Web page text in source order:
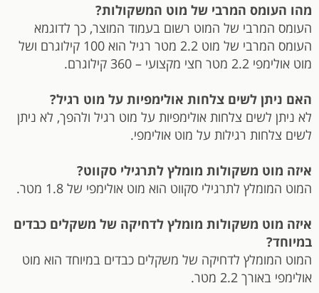
מהו העומס המרבי של מוט המשקולות?
העומס המרבי של המוט רשום בעמוד המוצר, כך לדוגמא
העומס המרבי של מוט 2.2 מטר רגיל הוא 100 קילוגרם ושל
מוט אולימפי 2.2 מטר חצי מקצועי – 360 קילוגרם.
האם ניתן לשים צלחות אולימפיות על מוט רגיל?
לא ניתן לשים צלחות אולימפיות על מוט רגיל ולהפך, לא ניתן
לשים צלחות רגילות על מוט אולימפי.
איזה מוט משקולות מומלץ לתרגילי סקווט?
המוט המומלץ לתרגילי סקווט הוא מוט אולימפי של 1.8 מטר.
איזה מוט משקולות מומלץ לדחיקה של משקלים כבדים
במיוחד?
המוט המומלץ לדחיקה של משקלים כבדים במיוחד הוא מוט
אולימפי באורך 2.2 מטר.